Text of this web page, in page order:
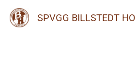
Zum
Inhalt
SPVGG BILLSTEDT